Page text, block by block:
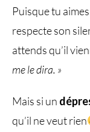
Puisque tu
respecte son
attends qu’il
me le dira. »
Mais si un
qu’il ne veut rien